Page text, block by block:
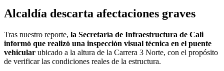
Alcaldía descarta afectaciones graves
Tras nuestro reporte, la Secretaría de Infraestructura de Cali
informó que realizó una inspección visual técnica en el puente
vehicular ubicado a la altura de la Carrera 3 Norte, con el propósito
de verificar las condiciones reales de la estructura.